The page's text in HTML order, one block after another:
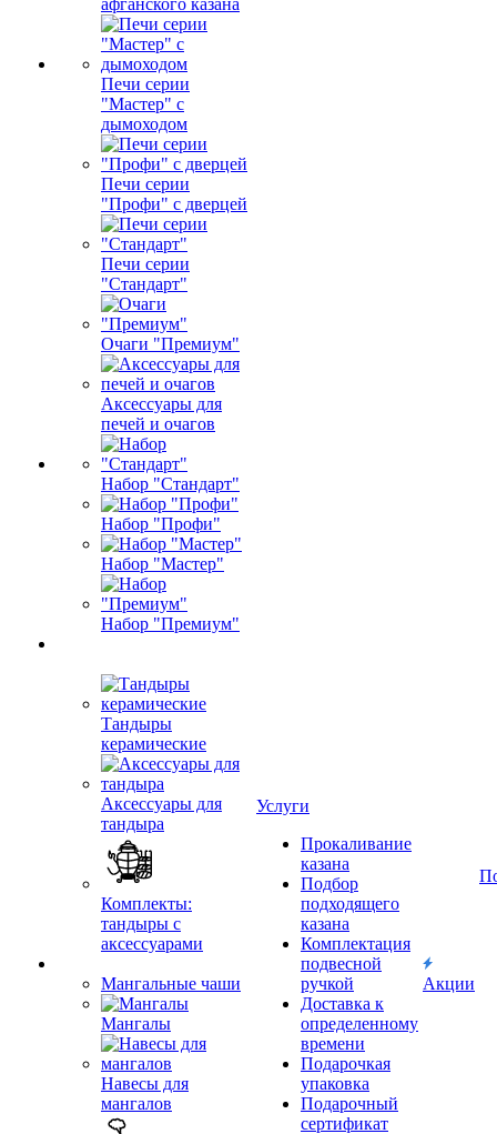
афганского казана
Печи серии
"Мастер" с
дымоходом
Печи серии
"Профи" с дверцей
Печи серии
"Стандарт"
Очаги "Премиум"
Аксессуары для
печей и очагов
Набор "Стандарт"
Набор "Профи"
Набор "Мастер"
Набор "Премиум"
Тандыры
керамические
Аксессуары для
тандыра
Комплекты:
тандыры с
аксессуарами
Мангальные чаши
Мангалы
Навесы для
мангалов
Услуги
Прокаливание
казана
Подбор
подходящего
казана
Комплектация
подвесной
ручкой
Доставка к
определенному
времени
Подарочкая
упаковка
Подарочный
сертификат
Акции